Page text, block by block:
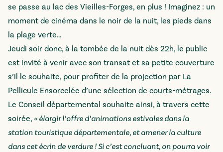
se passe au lac des Vieilles-Forges, en plus ! Imaginez : un
moment de cinéma dans le noir de la nuit, les pieds dans
la plage verte…
Jeudi soir donc, à la tombée de la nuit dès 22h, le public
est invité à venir avec son transat et sa petite couverture
s’il le souhaite, pour profiter de la projection par La
Pellicule Ensorcelée d’une sélection de courts-métrages.
Le Conseil départemental souhaite ainsi, à travers cette
soirée, « élargir l’offre d’animations estivales dans la
station touristique départementale, et amener la culture
dans cet écrin de verdure ! Si c’est concluant, on pourra voir